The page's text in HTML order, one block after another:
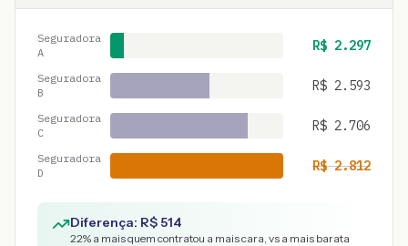
Seguradora
A
R$ 2.297
Seguradora
B
R$ 2.593
Seguradora
C
R$ 2.706
Seguradora
D
R$2.812
Diferença: R$514
22% a mais quem contratou a mais cara, vs a mais barata